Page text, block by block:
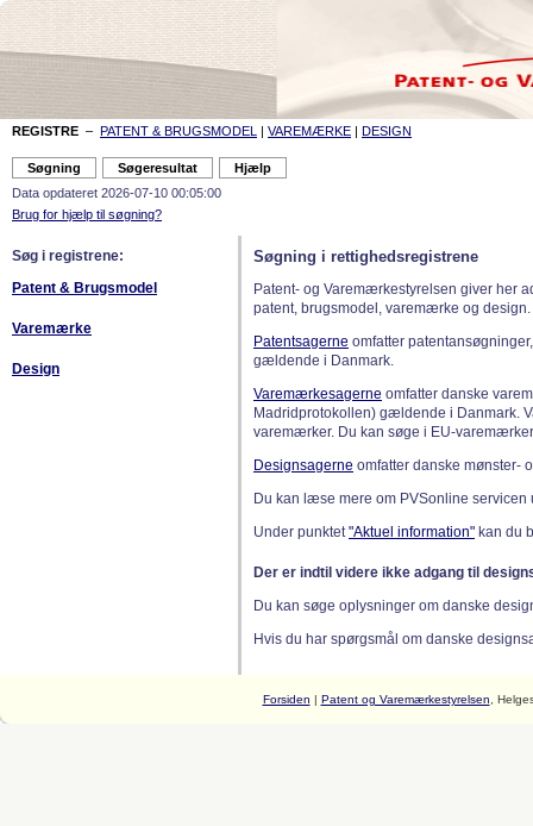
REGISTRE – PATENT & BRUGSMODEL | VAREMÆRKE | DESIGN
Data opdateret 2026-07-10 00:05:00
Brug for hjælp til søgning?
Søg i registrene:
Patent & Brugsmodel
Varemærke
Design
Søgning i rettighedsregistrene
Patent- og Varemærkestyrelsen giver her
patent, brugsmodel, varemærke og design.
Patentsagerne omfatter
gældende i Danmark.
Varemærkesagerne omfatter danske
Madridprotokollen) gældende i Danmark.
varemærker. Du kan søge i EU-
Designsagerne omfatter danske mønster-
Du kan læse mere om PVSonline
Under punktet"Aktuel information" kan du
Der er indtil videre ikke adgang til
Du kan søge oplysninger om danske
Hvis du har spørgsmål om danske
Forsiden | Patent og Varemærkestyrelsen ,